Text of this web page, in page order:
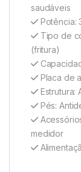
saudáveis
Potência:
Tipo de
(fritura)
Placa de
Estrutura:
Pés:
medidor